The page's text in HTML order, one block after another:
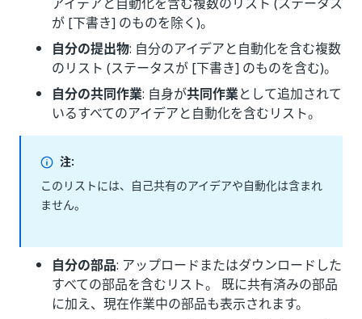
が [下書き] のものを除く)。
自分の提出物: 自分のアイデアと自動化を含む複数
のリスト (ステータスが [下書き] のものを含む)。
自分の共同作業: 自身が共同作業として追加されて
いるすべてのアイデアと自動化を含むリスト。
注:
このリストには、自己共有のアイデアや自動化は含まれ
ません。
自分の部品: アップロードまたはダウンロードした
すべての部品を含むリスト。 既に共有済みの部品
に加え、現在作業中の部品も表示されます。